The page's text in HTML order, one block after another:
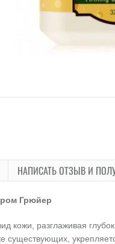
НАПИСАТЬ ОТЗЫВ И
Грюйер
кожи, разглаживая